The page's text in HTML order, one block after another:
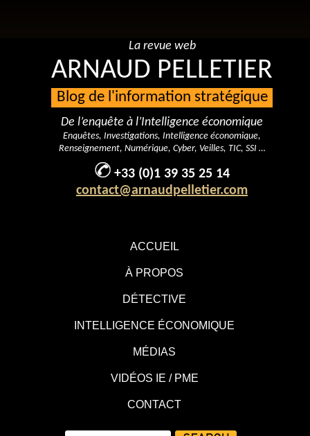
ACCUEIL
À PROPOS
DÉTECTIVE
INTELLIGENCE ÉCONOMIQUE
MÉDIAS
VIDÉOS IE / PME
CONTACT
La revue web
ARNAUD PELLETIER
Blog de l'information stratégique
De l’enquête à l’Intelligence économique
Enquêtes, Investigations, Intelligence économique,
Renseignement, Numérique, Cyber, Veilles, TIC, SSI …
+33 (0)1 39 35 25 14
contact@arnaudpelletier.com